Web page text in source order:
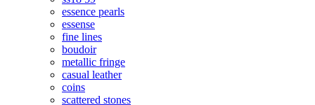
essence pearls
essense
fine lines
boudoir
metallic fringe
casual leather
coins
scattered stones